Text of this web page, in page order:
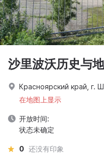
沙里波沃历史与
Красноярский край, г.
在地图上显示
开放时间:
状态未确定
0 还没有印象